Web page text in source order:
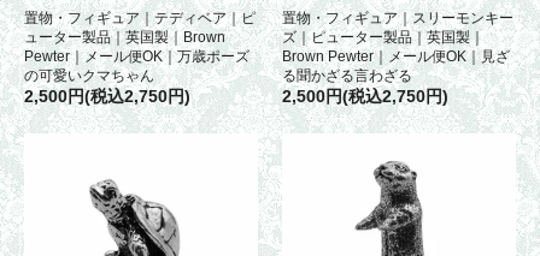
置物・フィギュア｜テディベア｜ピ
ューター製品｜英国製｜Brown
Pewter｜メール便OK｜万歳ポーズ
の可愛いクマちゃん
2,500円(税込2,750円)
置物・フィギュア｜スリーモンキー
ズ｜ピューター製品｜英国製｜
Brown Pewter｜メール便OK｜見ざ
る聞かざる言わざる
2,500円(税込2,750円)